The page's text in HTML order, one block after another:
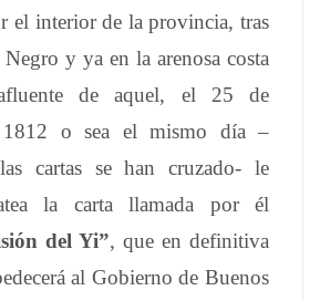
el interior de la provincia, tras
y ya en la arenosa costa
de aquel, el 25 de
1812 o sea el mismo día –
cartas se han cruzado- le
la carta llamada por él
del Yi”, que en definitiva
al Gobierno de Buenos